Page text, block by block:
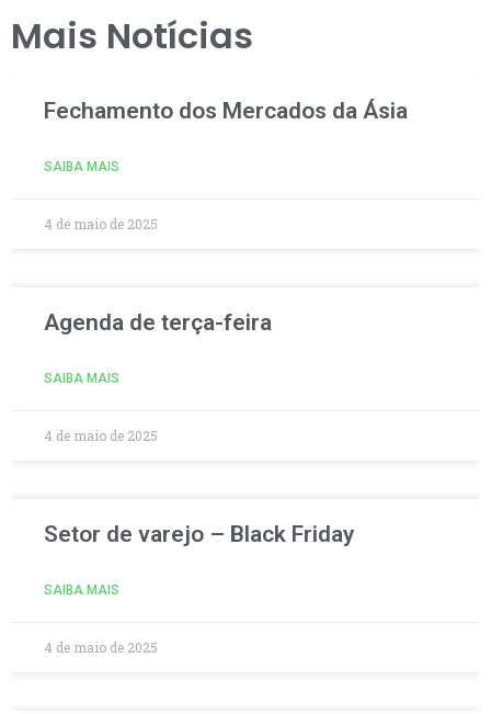
Mais Notícias
Fechamento dos Mercados da Ásia
SAIBA MAIS
4 de maio de 2025
Agenda de terça-feira
SAIBA MAIS
4 de maio de 2025
Setor de varejo – Black Friday
SAIBA MAIS
4 de maio de 2025